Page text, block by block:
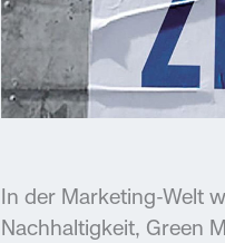
In der Marketing-Welt
Nachhaltigkeit, Green